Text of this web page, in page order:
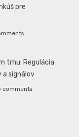
pre
trhu: Regulácia
signálov
comments